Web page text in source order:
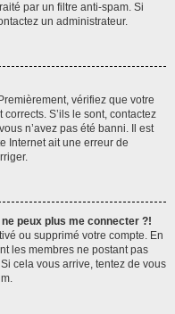
par un filtre anti-spam. Si
un administrateur.
vérifiez que votre
S’ils le sont, contactez
n’avez pas été banni. Il est
Internet ait une erreur de
peux plus me connecter ?!
ou supprimé votre compte. En
les membres ne postant pas
cela vous arrive, tentez de vous